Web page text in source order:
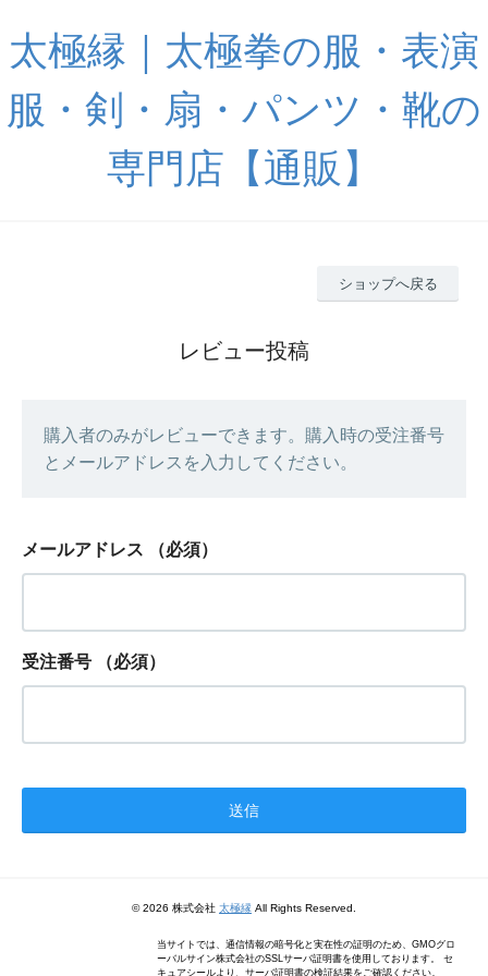
太極縁｜太極拳の服・表演
服・剣・扇・パンツ・靴の
専門店【通販】
ショップへ戻る
レビュー投稿
購入者のみがレビューできます。購入時の受注番号
とメールアドレスを入力してください。
メールアドレス （必須）
受注番号 （必須）
© 2026 株式会社 太極縁 All Rights Reserved.
当サイトでは、通信情報の暗号化と実在性の証明のため、GMOグロ
ーバルサイン株式会社のSSLサーバ証明書を使用しております。 セ
キュアシールより、サーバ証明書の検証結果をご確認ください。